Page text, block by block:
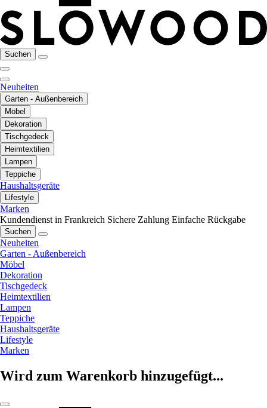
Suchen
Neuheiten
Garten - Außenbereich
Möbel
Dekoration
Tischgedeck
Heimtextilien
Lampen
Teppiche
Haushaltsgeräte
Lifestyle
Marken
Kundendienst in Frankreich Sichere Zahlung Einfache Rückgabe
Suchen
Neuheiten
Garten - Außenbereich
Möbel
Dekoration
Tischgedeck
Heimtextilien
Lampen
Teppiche
Haushaltsgeräte
Lifestyle
Marken
Wird zum Warenkorb hinzugefügt...